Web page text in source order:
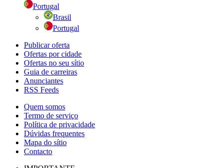
Portugal
Brasil
Portugal
Publicar oferta
Ofertas por cidade
Ofertas no seu sítio
Guia de carreiras
Anunciantes
RSS Feeds
Quem somos
Termo de serviço
Política de privacidade
Dúvidas frequentes
Mapa do sítio
Contacto